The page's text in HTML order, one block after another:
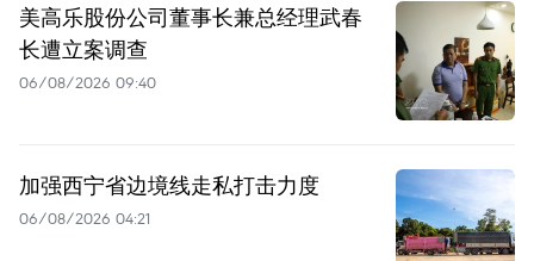
美高乐股份公司董事长兼总经理武春
长遭立案调查
06/08/2026 09:40
加强西宁省边境线走私打击力度
06/08/2026 04:21